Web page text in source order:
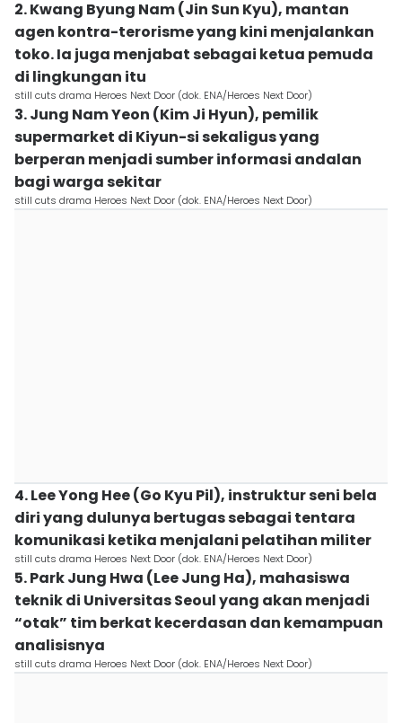
2. Kwang Byung Nam (Jin Sun Kyu), mantan
agen kontra-terorisme yang kini menjalankan
toko. Ia juga menjabat sebagai ketua pemuda
di lingkungan itu
still cuts drama Heroes Next Door (dok. ENA/Heroes Next Door)
3. Jung Nam Yeon (Kim Ji Hyun), pemilik
supermarket di Kiyun-si sekaligus yang
berperan menjadi sumber informasi andalan
bagi warga sekitar
still cuts drama Heroes Next Door (dok. ENA/Heroes Next Door)
4. Lee Yong Hee (Go Kyu Pil), instruktur seni bela
diri yang dulunya bertugas sebagai tentara
komunikasi ketika menjalani pelatihan militer
still cuts drama Heroes Next Door (dok. ENA/Heroes Next Door)
5. Park Jung Hwa (Lee Jung Ha), mahasiswa
teknik di Universitas Seoul yang akan menjadi
“otak” tim berkat kecerdasan dan kemampuan
analisisnya
still cuts drama Heroes Next Door (dok. ENA/Heroes Next Door)